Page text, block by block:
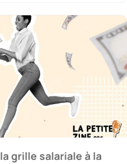
grille salariale à la